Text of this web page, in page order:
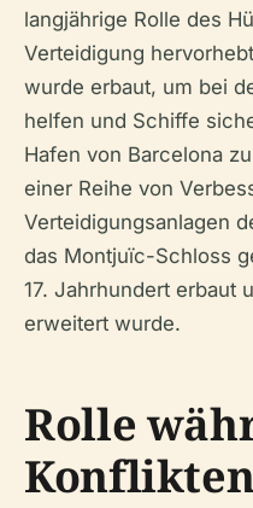
langjährige Rolle des
Verteidigung
wurde erbaut, um bei
helfen und Schiffe
Hafen von Barcelona
einer Reihe von
Verteidigungsanlagen
das Montjuïc-Schloss
17. Jahrhundert erbaut
erweitert wurde.
Rolle
Konflikten